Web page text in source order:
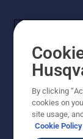
viste priser
forbehold
stræber
dette
By clicking
cookies on
site usage,
Cookie Policy